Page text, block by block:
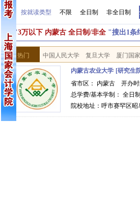
按就读类型 不限 全日制 非全日制
按"3万以下 内蒙古 全日制/非全 "搜出1条
热门 中国人民大学 复旦大学 厦门国
内蒙古农业大学 [研究生
省市区： 内蒙古 开办时
总学费/基本学制： 全日
院校地址：呼市赛罕区昭